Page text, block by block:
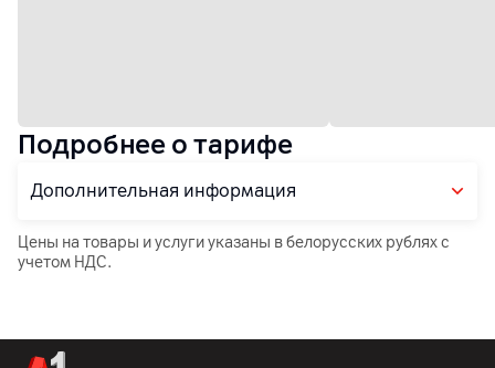
Подробнее о тарифе
Дополнительная информация
Цены на товары и услуги указаны в белорусских рублях с
учетом НДС.